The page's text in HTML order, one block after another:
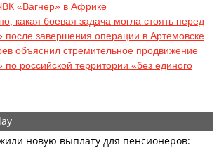
«Вагнер» в Африке
какая боевая задача могла стоять перед
после завершения операции в Артемовске
объяснил стремительное продвижение
по российской территории «без единого